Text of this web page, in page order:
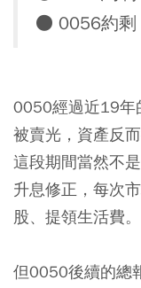
● 0056約剩
0050經過近19年
被賣光，資產反
這段期間當然不
升息修正，每次
股、提領生活費。
但0050後續的總